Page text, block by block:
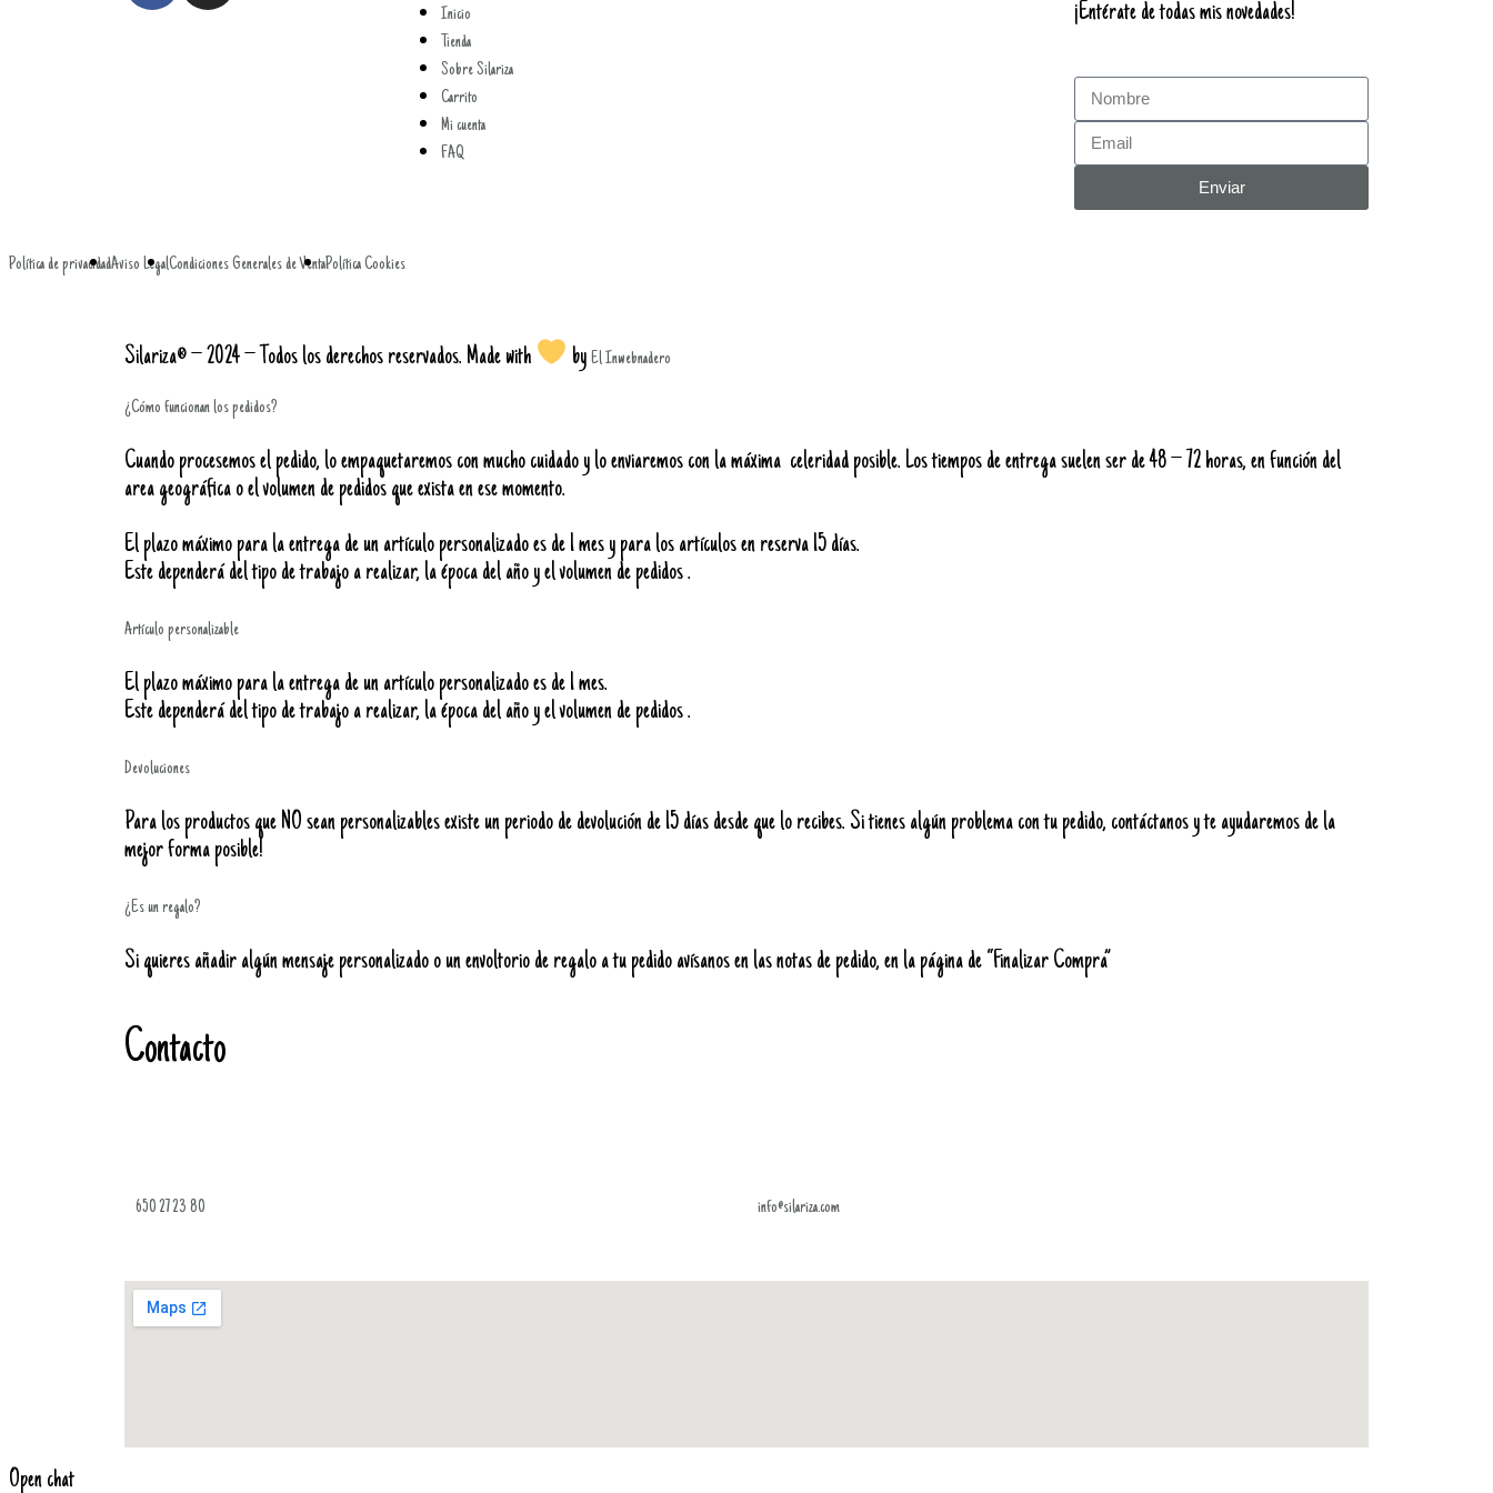
Inicio
Tienda
Sobre Silariza
Carrito
Mi cuenta
FAQ
¡Entérate de todas mis novedades!
Enviar
Política de privacidadAviso LegalCondiciones Generales de VentaPolítica Cookies
Silariza® – 2024 – Todos los derechos reservados. Made with by El Inwebnadero
¿Cómo funcionan los pedidos?
Cuando procesemos el pedido, lo empaquetaremos con mucho cuidado y lo enviaremos con la máxima celeridad posible. Los tiempos de entrega suelen ser de 48 – 72 horas, en función del
area geográfica o el volumen de pedidos que exista en ese momento.
El plazo máximo para la entrega de un artículo personalizado es de 1 mes y para los artículos en reserva 15 días.
Este dependerá del tipo de trabajo a realizar, la época del año y el volumen de pedidos .
Artículo personalizable
El plazo máximo para la entrega de un artículo personalizado es de 1 mes.
Este dependerá del tipo de trabajo a realizar, la época del año y el volumen de pedidos .
Devoluciones
Para los productos que NO sean personalizables existe un periodo de devolución de 15 días desde que lo recibes. Si tienes algún problema con tu pedido, contáctanos y te ayudaremos de la
mejor forma posible!
¿Es un regalo?
Si quieres añadir algún mensaje personalizado o un envoltorio de regalo a tu pedido avísanos en las notas de pedido, en la página de “Finalizar Compra”
Contacto
650 27 23 80 info@silariza.com
Open chat